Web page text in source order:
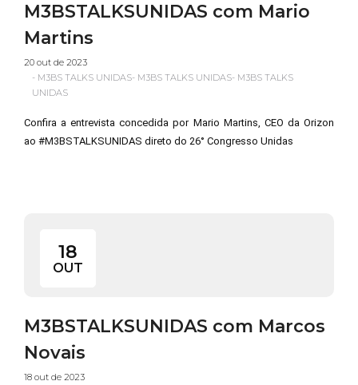
M3BSTALKSUNIDAS com Mario
Martins
20 out de 2023
- M3BS TALKS UNIDAS- M3BS TALKS UNIDAS- M3BS TALKS
UNIDAS
Confira a entrevista concedida por Mario Martins, CEO da Orizon
ao #M3BSTALKSUNIDAS direto do 26° Congresso Unidas
18
OUT
M3BSTALKSUNIDAS com Marcos
Novais
18 out de 2023